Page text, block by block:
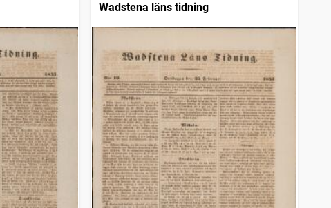
Wadstena läns tidning